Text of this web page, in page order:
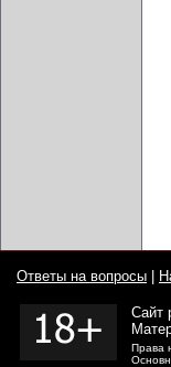
Ответы на вопросы
Сайт
Права